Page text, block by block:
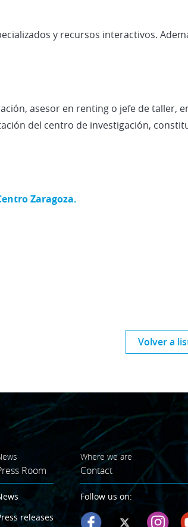
y recursos interactivos.
asesor en renting o jefe de taller,
del centro de investigación,
Zaragoza.
Volver a
Room
releases
Where we are
Contact
Follow us on: